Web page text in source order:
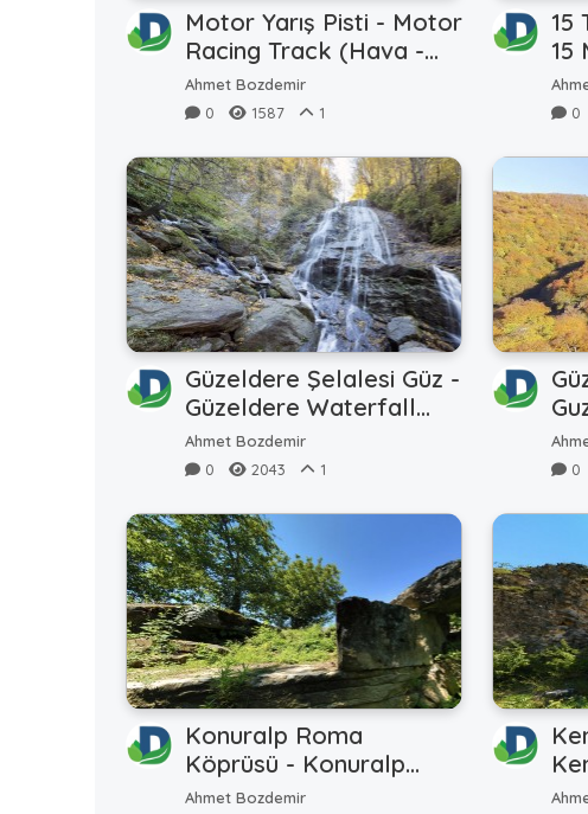
Motor Yarış Pisti - Motor
Racing Track (Hava -
Air)
Ahmet Bozdemir
0
1587 1
15
15
0
Güzeldere Şelalesi Güz -
Güzeldere Waterfall
Autumn
Ahmet Bozdemir
0
2043 1
0
Konuralp Roma
Köprüsü - Konuralp
Rome Bridge
Ahmet Bozdemir